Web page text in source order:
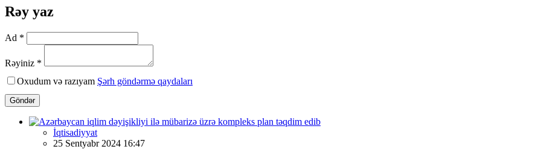
Rəy yaz
Ad *
Rəyiniz *
Oxudum və razıyam Şərh göndərmə qaydaları
Göndər
İqtisadiyyat
25 Sentyabr 2024 16:47